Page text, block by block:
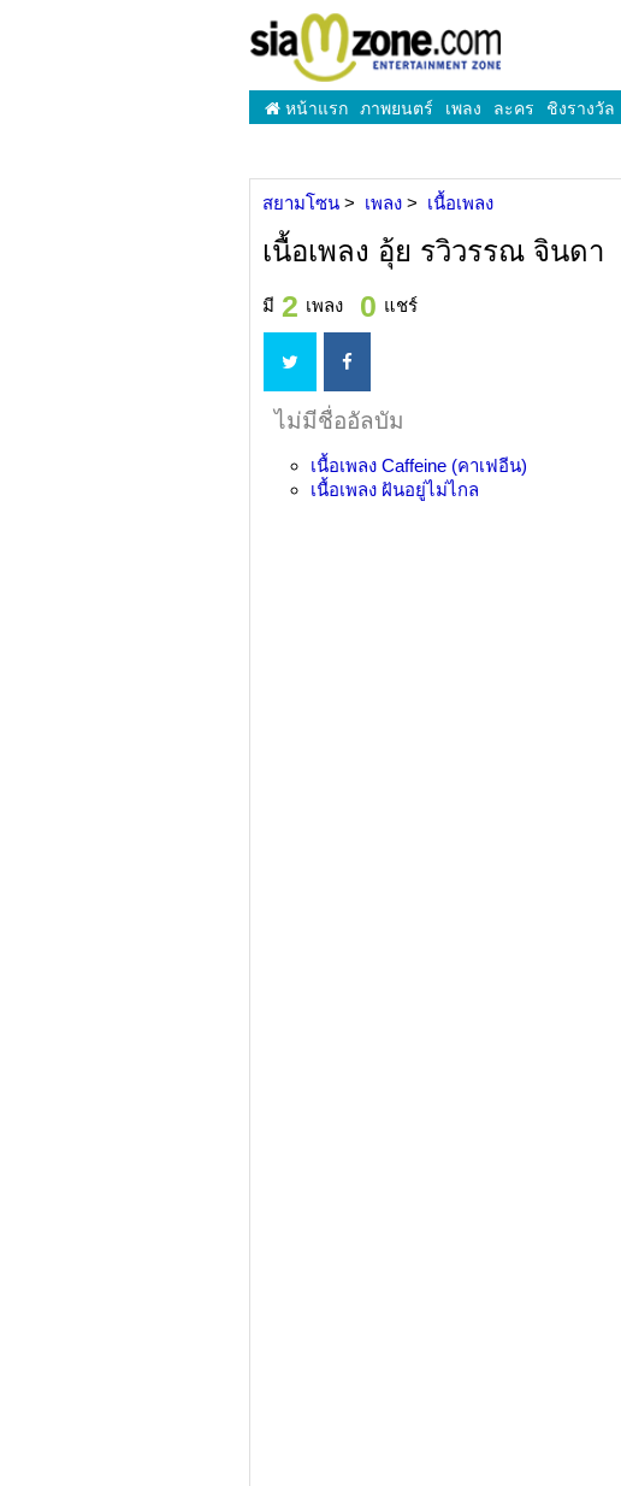
หน้าแรก ภาพยนตร์ เพลง ละคร ชิงรางวัล
สยามโซน เพลง เนื้อเพลง
เนื้อเพลง อุ้ย รวิวรรณ จินดา
มี 2 เพลง 0 แชร์
ไม่มีชื่ออัลบัม
เนื้อเพลง Caffeine (คาเฟอีน)
เนื้อเพลง ฝันอยู่ไม่ไกล